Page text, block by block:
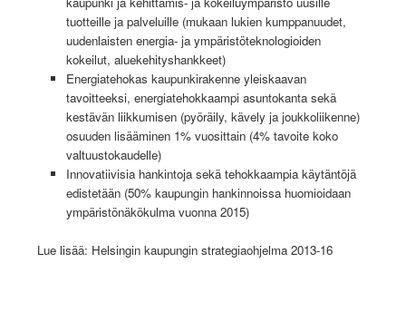
tuotteille ja palveluille (mukaan lukien kumppanuudet,
uudenlaisten energia- ja ympäristöteknologioiden
kokeilut, aluekehityshankkeet)
Energiatehokas kaupunkirakenne yleiskaavan
tavoitteeksi, energiatehokkaampi asuntokanta sekä
kestävän liikkumisen (pyöräily, kävely ja joukkoliikenne)
osuuden lisääminen 1% vuosittain (4% tavoite koko
valtuustokaudelle)
Innovatiivisia hankintoja sekä tehokkaampia käytäntöjä
edistetään (50% kaupungin hankinnoissa huomioidaan
ympäristönäkökulma vuonna 2015)
Lue lisää: Helsingin kaupungin strategiaohjelma 2013-16